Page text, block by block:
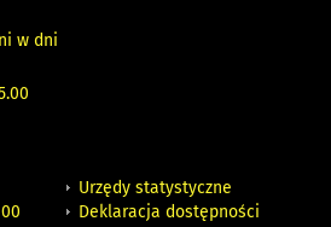
w dni
Urzędy statystyczne
Deklaracja dostępności